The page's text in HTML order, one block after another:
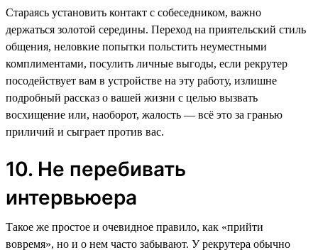
Стараясь установить контакт с собеседником, важно
держаться золотой середины. Переход на приятельский стиль
общения, неловкие попытки польстить неуместными
комплиментами, посулить личные выгоды, если рекрутер
посодействует вам в устройстве на эту работу, излишне
подробный рассказ о вашей жизни с целью вызвать
восхищение или, наоборот, жалость — всё это за гранью
приличий и сыграет против вас.
10. Не перебивать
интервьюера
Такое же простое и очевидное правило, как «прийти
вовремя», но и о нем часто забывают. У рекрутера обычно